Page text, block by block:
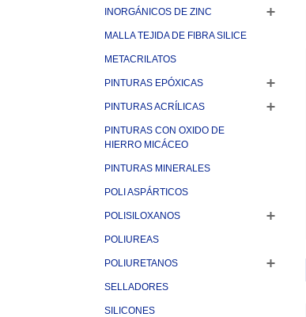
INORGÁNICOS DE ZINC
MALLA TEJIDA DE FIBRA SILICE
METACRILATOS
PINTURAS EPÓXICAS
PINTURAS ACRÍLICAS
PINTURAS CON OXIDO DE
HIERRO MICÁCEO
PINTURAS MINERALES
POLI ASPÁRTICOS
POLISILOXANOS
POLIUREAS
POLIURETANOS
SELLADORES
SILICONES